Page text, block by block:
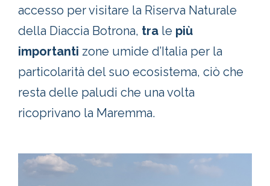
accesso per visitare la Riserva Naturale
della Diaccia Botrona, tra le più
importanti zone umide d’Italia per la
particolarità del suo ecosistema, ciò che
resta delle paludi che una volta
ricoprivano la Maremma.